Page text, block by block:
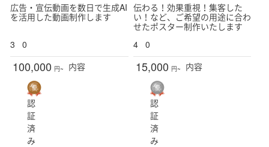
広告・宣伝動画を数日で生成AI
を活用した動画制作します
3 0
100,000 円~ 内容
伝わる！効果重視！集客した
い！など、ご希望の用途に合わ
せたポスター制作いたします
4
0
15,000 円~ 内容
認
証
済
み
認
証
済
み